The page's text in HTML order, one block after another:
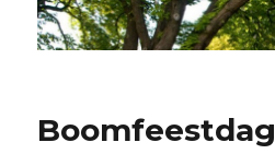
Boomfeestdag